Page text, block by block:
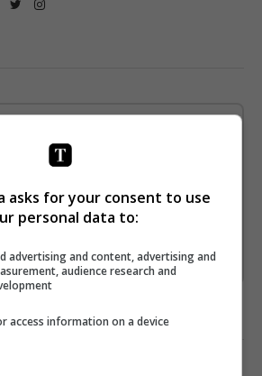
!
Підписатись→
asks for your consent to use
personal data to:
advertising and content, advertising and
audience research and
access information on a device